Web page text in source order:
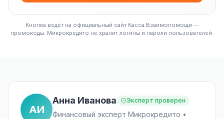
Кнопка ведёт на официальный сайт Касса Взаимопомощи —
промокоды. Микрокредито не хранит логины и пароли пользователей.
АИ
Анна Иванова Эксперт проверен
Финансовый эксперт Микрокредито •